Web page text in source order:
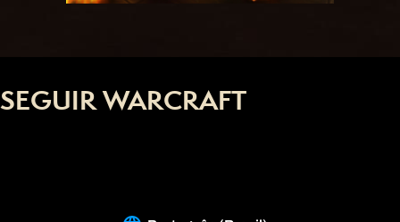
SEGUIR WARCRAFT